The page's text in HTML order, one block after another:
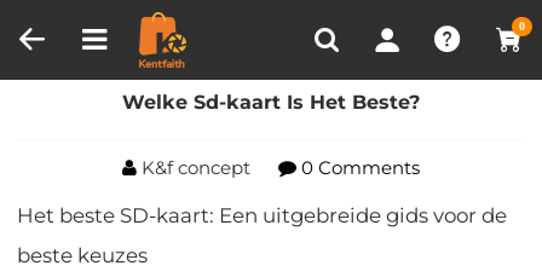
0
RECENT BEKEKEN
Productvergelijken (0)
Huis Blog Welke Sd-kaart Is Het Beste?
Welke Sd-kaart Is Het Beste?
K&f concept 0 Comments
Het beste SD-kaart: Een uitgebreide gids voor de
beste keuzes